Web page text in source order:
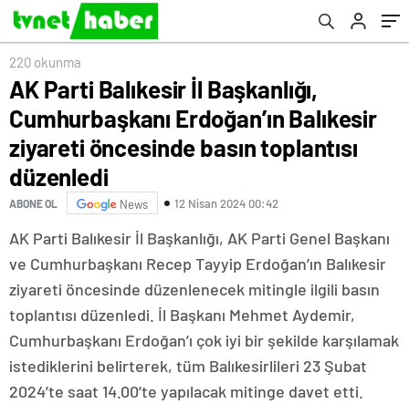
öncesinde basın toplantısı düzenledi
220 okunma
AK Parti Balıkesir İl Başkanlığı,
Cumhurbaşkanı Erdoğan’ın Balıkesir
ziyareti öncesinde basın toplantısı
düzenledi
ABONE OL News 12 Nisan 2024 00:42
AK Parti Balıkesir İl Başkanlığı, AK Parti Genel Başkanı
ve Cumhurbaşkanı Recep Tayyip Erdoğan’ın Balıkesir
ziyareti öncesinde düzenlenecek mitingle ilgili basın
toplantısı düzenledi. İl Başkanı Mehmet Aydemir,
Cumhurbaşkanı Erdoğan’ı çok iyi bir şekilde karşılamak
istediklerini belirterek, tüm Balıkesirlileri 23 Şubat
2024’te saat 14.00’te yapılacak mitinge davet etti.